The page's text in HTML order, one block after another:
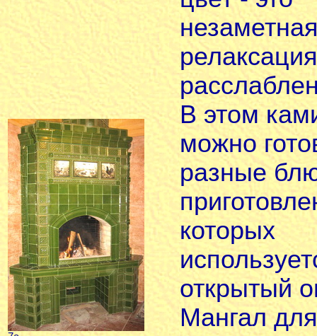
В этом
можно
разные
которых
открытый
Мангал для